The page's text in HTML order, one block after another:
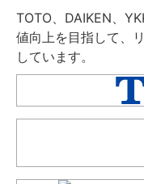
TOTO、DAIKEN、
値向上を目指して、
しています。